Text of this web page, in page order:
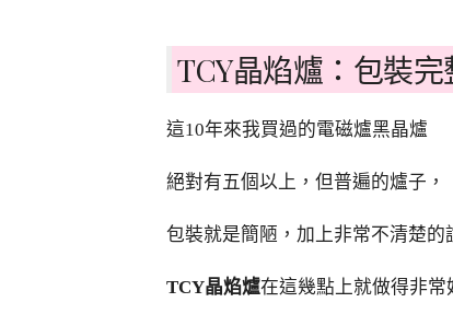
TCY晶焰爐：包裝
這10年來我買過的電磁爐黑晶爐
絕對有五個以上，但普遍的爐子，
包裝就是簡陋，加上非常不清楚的
TCY晶焰爐在這幾點上就做得非常